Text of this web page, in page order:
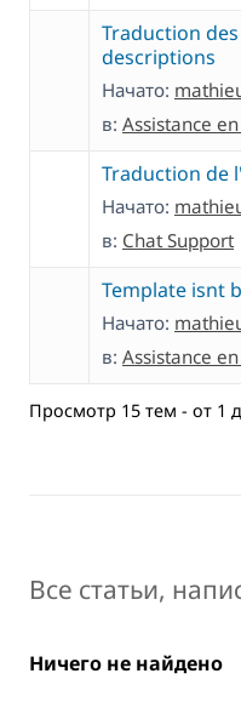
Traduction
descriptions
Начато:
в: Assistance
Traduction de
Начато:
в: Chat Support
Template isnt
Начато:
в: Assistance
Просмотр 15 тем - от 1
Все статьи,
Ничего не найдено